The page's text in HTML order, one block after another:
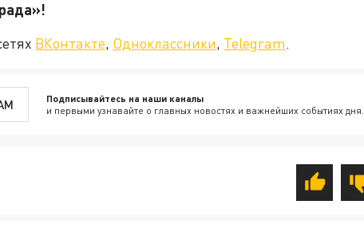
ВКонтакте, Одноклассники, Telegram.
Подписывайтесь на наши каналы
и первыми узнавайте о главных новостях и важнейших событиях дня.